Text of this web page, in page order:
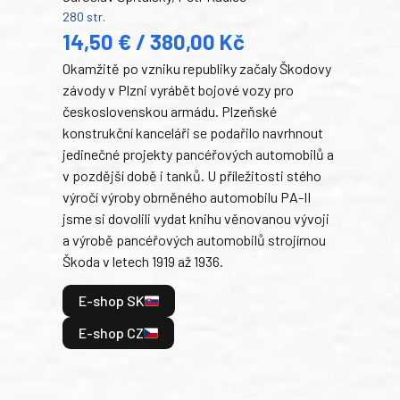
280 str.
14,50 € / 380,00 Kč
Okamžitě po vzniku republiky začaly Škodovy
závody v Plzni vyrábět bojové vozy pro
československou armádu. Plzeňské
konstrukční kanceláři se podařilo navrhnout
jedinečné projekty pancéřových automobilů a
v pozdější době i tanků. U příležitosti stého
výročí výroby obrněného automobilu PA-II
jsme si dovolili vydat knihu věnovanou vývoji
a výrobě pancéřových automobilů strojírnou
Škoda v letech 1919 až 1936.
E-shop SK
E-shop CZ